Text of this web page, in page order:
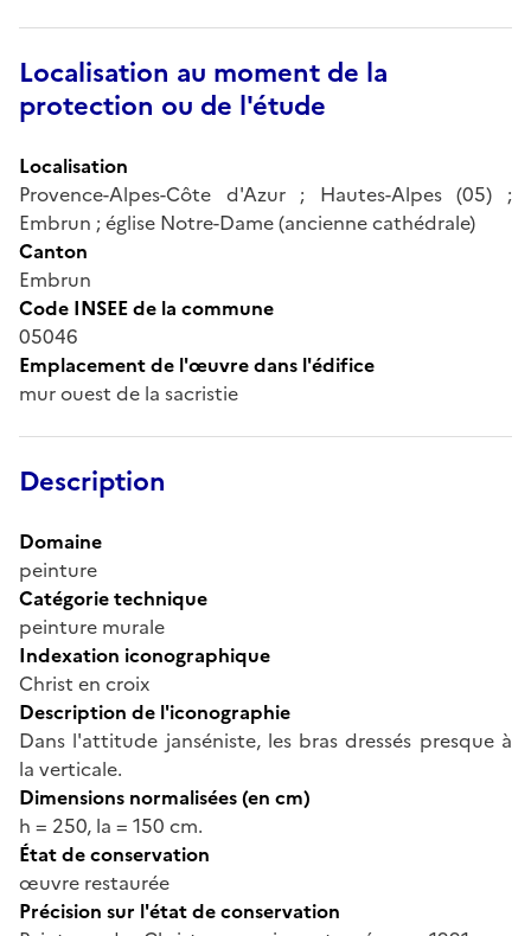
Localisation au moment de la
protection ou de l'étude
Localisation
Provence-Alpes-Côte d'Azur ; Hautes-Alpes (05) ;
Embrun ; église Notre-Dame (ancienne cathédrale)
Canton
Embrun
Code INSEE de la commune
05046
Emplacement de l'œuvre dans l'édifice
mur ouest de la sacristie
Description
Domaine
peinture
Catégorie technique
peinture murale
Indexation iconographique
Christ en croix
Description de l'iconographie
Dans l'attitude janséniste, les bras dressés presque à
la verticale.
Dimensions normalisées (en cm)
h = 250, la = 150 cm.
État de conservation
œuvre restaurée
Précision sur l'état de conservation